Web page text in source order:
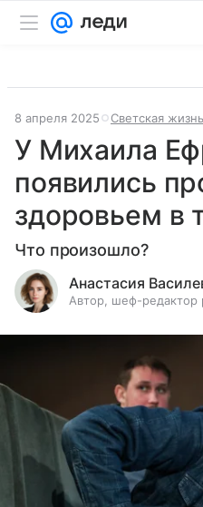
8 апреля 2025 Светская жизнь
У Михаила
появились
здоровьем в
Что произошло?
Анастасия
Автор, шеф-редактор